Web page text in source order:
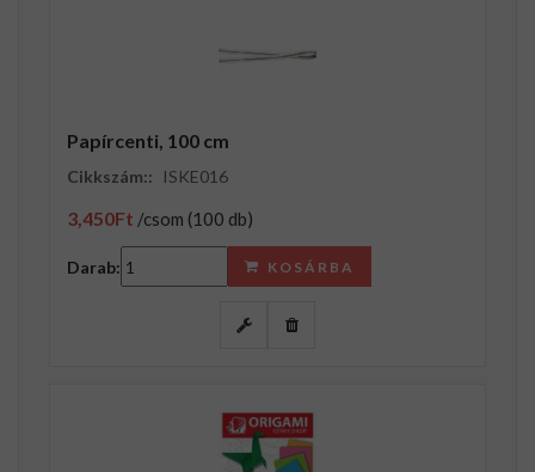
Papírcenti, 100 cm
Cikkszám:: ISKE016
3,450Ft /csom (100 db)
Darab: KOSÁRBA